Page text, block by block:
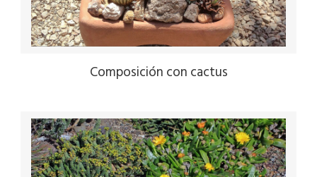
Composición con cactus